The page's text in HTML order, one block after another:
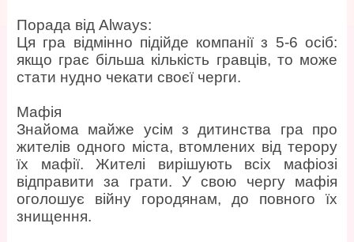
Порада від Always:
Ця гра відмінно підійде компанії з 5-6 осіб:
якщо грає більша кількість гравців, то може
стати нудно чекати своєї черги.
Мафія
Знайома майже усім з дитинства гра про
жителів одного міста, втомлених від терору
їх мафії. Жителі вирішують всіх мафіозі
відправити за грати. У свою чергу мафія
оголошує війну городянам, до повного їх
знищення.